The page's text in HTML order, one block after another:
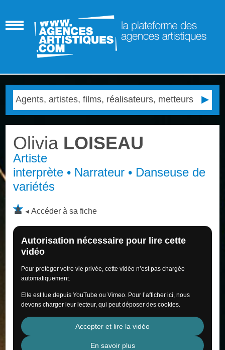
Olivia LOISEAU
Artiste
interprète • Narrateur • Danseuse de
variétés
Accéder à sa fiche
Autorisation nécessaire pour lire cette
vidéo
Pour protéger votre vie privée, cette vidéo n’est pas chargée
automatiquement.
Elle est lue depuis YouTube ou Vimeo. Pour l’afficher ici, nous
devons charger leur lecteur, qui peut déposer des cookies.
Accepter et lire la vidéo
En savoir plus